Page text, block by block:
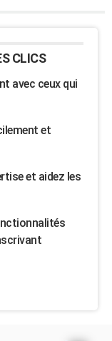
CLICS
avec ceux qui
et
et aidez les